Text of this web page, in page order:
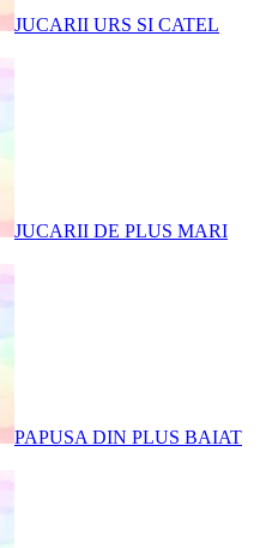
JUCARII URS SI CATEL
JUCARII DE PLUS MARI
PAPUSA DIN PLUS BAIAT